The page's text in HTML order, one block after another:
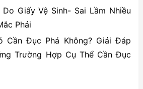
Giấy Vệ Sinh- Sai Lầm Nhiều
Phải
Cần Đục Phá Không? Giải Đáp
Trường Hợp Cụ Thể Cần Đục